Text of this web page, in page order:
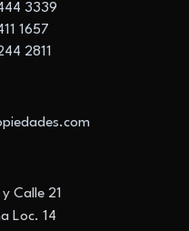
3339
1657
2811
Calle 21
Loc. 14